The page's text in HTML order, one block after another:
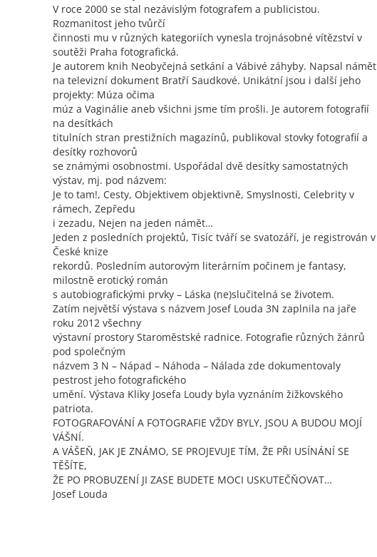
V roce 2000 se stal nezávislým fotografem a publicistou.
Rozmanitost jeho tvůrčí
činnosti mu v různých kategoriích vynesla trojnásobné vítězství v
soutěži Praha fotografická.
Je autorem knih Neobyčejná setkání a Vábivé záhyby. Napsal námět
na televizní dokument Bratří Saudkové. Unikátní jsou i další jeho
projekty: Múza očima
múz a Vaginálie aneb všichni jsme tím prošli. Je autorem fotografií
na desítkách
titulních stran prestižních magazínů, publikoval stovky fotografií a
desítky rozhovorů
se známými osobnostmi. Uspořádal dvě desítky samostatných
výstav, mj. pod názvem:
Je to tam!, Cesty, Objektivem objektivně, Smyslnosti, Celebrity v
rámech, Zepředu
i zezadu, Nejen na jeden námět…
Jeden z posledních projektů, Tisíc tváří se svatozáří, je registrován v
České knize
rekordů. Posledním autorovým literárním počinem je fantasy,
milostně erotický román
s autobiografickými prvky – Láska (ne)slučitelná se životem.
Zatím největší výstava s názvem Josef Louda 3N zaplnila na jaře
roku 2012 všechny
výstavní prostory Staroměstské radnice. Fotografie různých žánrů
pod společným
názvem 3 N – Nápad – Náhoda – Nálada zde dokumentovaly
pestrost jeho fotografického
umění. Výstava Kliky Josefa Loudy byla vyznáním žižkovského
patriota.
FOTOGRAFOVÁNÍ A FOTOGRAFIE VŽDY BYLY, JSOU A BUDOU MOJÍ
VÁŠNÍ.
A VÁŠEŇ, JAK JE ZNÁMO, SE PROJEVUJE TÍM, ŽE PŘI USÍNÁNÍ SE
TĚŠÍTE,
ŽE PO PROBUZENÍ JI ZASE BUDETE MOCI USKUTEČŇOVAT…
Josef Louda